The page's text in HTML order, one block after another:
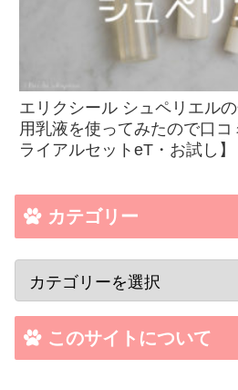
エリクシール シュペリエル
用乳液を使ってみたので口コ
ライアルセットeT・お試し】
カテゴリー
このサイトについて